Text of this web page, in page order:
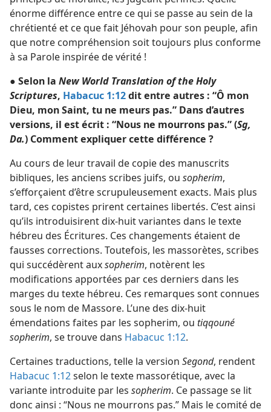
énorme différence entre ce qui se passe au sein de la
chrétienté et ce que fait Jéhovah pour son peuple, afin
que notre compréhension soit toujours plus conforme
à sa Parole inspirée de vérité !
● Selon la New World Translation of the Holy
Scriptures, Habacuc 1:12dit entre autres : “Ô mon
Dieu, mon Saint, tu ne meurs pas.” Dans d’autres
versions, il est écrit : “Nous ne mourrons pas.” (Sg,
Da.) Comment expliquer cette différence ?
Au cours de leur travail de copie des manuscrits
bibliques, les anciens scribes juifs, ou sopherim,
s’efforçaient d’être scrupuleusement exacts. Mais plus
tard, ces copistes prirent certaines libertés. C’est ainsi
qu’ils introduisirent dix-huit variantes dans le texte
hébreu des Écritures. Ces changements étaient de
fausses corrections. Toutefois, les massorètes, scribes
qui succédèrent auxsopherim, notèrent les
modifications apportées par ces derniers dans les
marges du texte hébreu. Ces remarques sont connues
sous le nom de Massore. L’une des dix-huit
émendations faites par les sopherim, ou tiqqouné
sopherim, se trouve dans Habacuc 1:12.
Certaines traductions, telle la version Segond, rendent
Habacuc 1:12selon le texte massorétique, avec la
variante introduite par les sopherim. Ce passage se lit
donc ainsi : “Nous ne mourrons pas.” Mais le comité de